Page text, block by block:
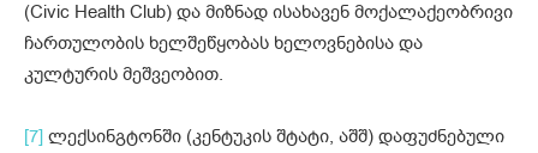
(Civic Health Club) და მიზნად ისახავენ მოქალაქეობრივი
ჩართულობის ხელშეწყობას ხელოვნებისა და
კულტურის მეშვეობით.
[7] ლექსინგტონში (კენტუკის შტატი, აშშ) დაფუძნებული